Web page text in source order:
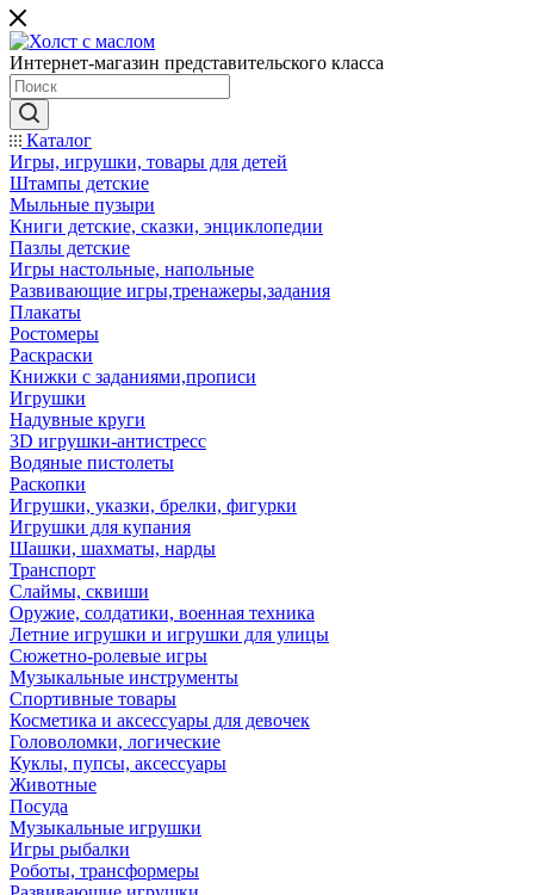
Интернет-магазин представительского класса
Каталог
Игры, игрушки, товары для детей
Штампы детские
Мыльные пузыри
Книги детские, сказки, энциклопедии
Пазлы детские
Игры настольные, напольные
Развивающие игры,тренажеры,задания
Плакаты
Ростомеры
Раскраски
Книжки с заданиями,прописи
Игрушки
Надувные круги
3D игрушки-антистресс
Водяные пистолеты
Раскопки
Игрушки, указки, брелки, фигурки
Игрушки для купания
Шашки, шахматы, нарды
Транспорт
Слаймы, сквиши
Оружие, солдатики, военная техника
Летние игрушки и игрушки для улицы
Сюжетно-ролевые игры
Музыкальные инструменты
Спортивные товары
Косметика и аксессуары для девочек
Головоломки, логические
Куклы, пупсы, аксессуары
Животные
Посуда
Музыкальные игрушки
Игры рыбалки
Роботы, трансформеры